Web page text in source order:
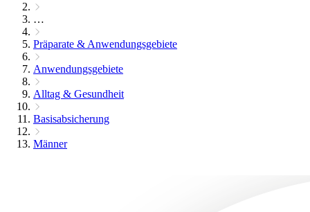
…
Präparate & Anwendungsgebiete
Anwendungsgebiete
Alltag & Gesundheit
Basisabsicherung
Männer